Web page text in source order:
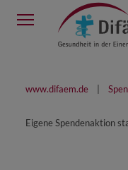
Menu
www.difaem.de
Eigene Spendenaktion